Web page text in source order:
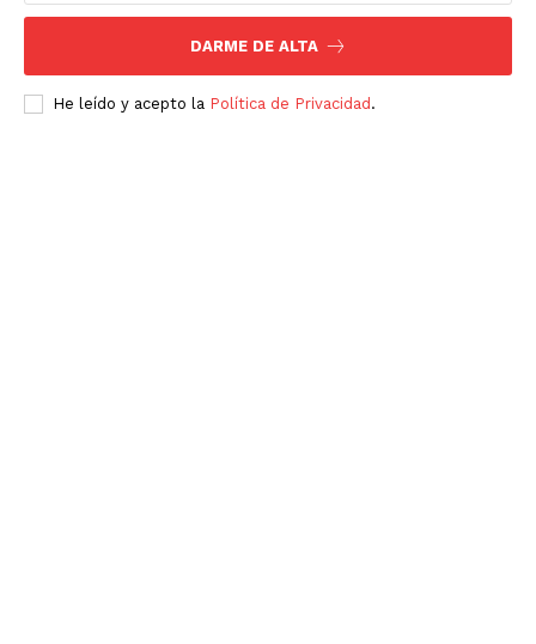
DARME DE ALTA
He leído y acepto la Política de Privacidad .